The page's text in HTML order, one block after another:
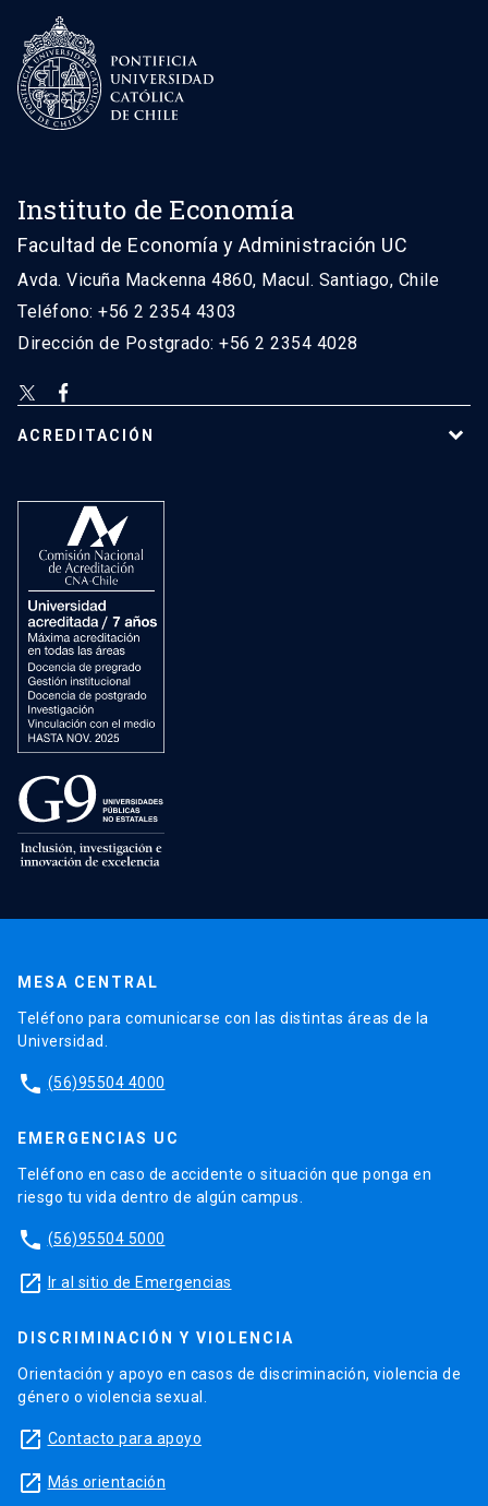
Instituto de Economía
Facultad de Economía y Administración UC
Avda. Vicuña Mackenna 4860, Macul. Santiago, Chile
Teléfono: +56 2 2354 4303
Dirección de Postgrado: +56 2 2354 4028
ACREDITACIÓN
MESA CENTRAL
Teléfono para comunicarse con las distintas áreas de la
Universidad.
phone (56)95504 4000
EMERGENCIAS UC
Teléfono en caso de accidente o situación que ponga en
riesgo tu vida dentro de algún campus.
phone (56)95504 5000
launch Ir al sitio de Emergencias
DISCRIMINACIÓN Y VIOLENCIA
Orientación y apoyo en casos de discriminación, violencia de
género o violencia sexual.
launch Contacto para apoyo
launch Más orientación